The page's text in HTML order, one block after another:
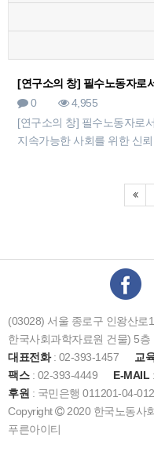
[연구소의 창] 필수노동자로
0
4,955
[연구소의 창] 필수노동자로
지속가능한 사회를 위한 신
(03028) 서울 종로구 인왕산로
한국사회과학자료원 건물) 5층
대표전화: 02-393-1457 교
팩스: 02-393-4449 E-MAIL
후원 : 국민은행 011201-04-
Copyright
2020 한국노동사
푸른아이티